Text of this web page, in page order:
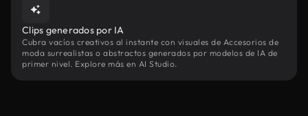
Clips generados por IA
Cubra vacíos creativos al instante con visuales de Accesorios de
moda surrealistas o abstractos generados por modelos de IA de
primer nivel. Explore más en AI Studio.